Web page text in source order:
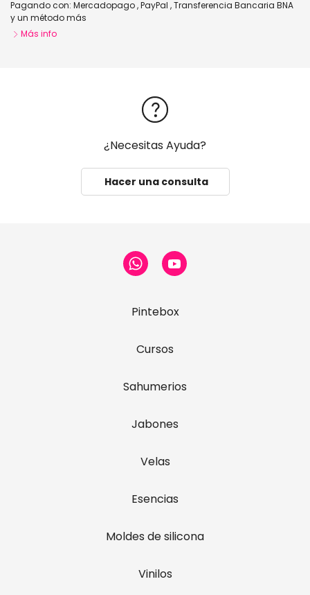
Pagando con: Mercadopago,PayPal ,Transferencia Bancaria BNA
y un método más
Más info
¿Necesitas Ayuda?
Hacer una consulta
Pintebox
Cursos
Sahumerios
Jabones
Velas
Esencias
Moldes de silicona
Vinilos